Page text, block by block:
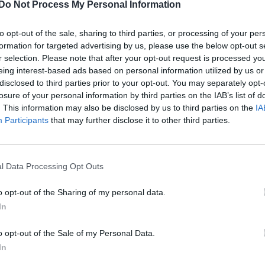
Do Not Process My Personal Information
opt-out of the sale, sharing to third parties, or processing of your
for targeted advertising by us, please use the below opt-out
selection. Please note that after your opt-out request is processed
interest-based ads based on personal information utilized by us
to third parties prior to your opt-out. You may separately
of your personal information by third parties on the IAB’s list of
This information may also be disclosed by us to third parties on the
Participants that may further disclose it to other third parties.
Data Processing Opt Outs
opt-out of the Sharing of my personal data.
opt-out of the Sale of my Personal Data.
inlägget avKenthIJ2 för 9 timmar
kör HEV eller PHEV
nöjda?
inlägget avkaykay för 14 timmar
iEl- och hybridbilar
till d5252t
inlägget avJeppegaming för 21
sedaniMotorteknik (Avancerad)
-13 2.0tdi DSG
inlägget avThe-GOAT Igår 20:54
man ha mindre ström
inlägget av BilFixare Igår 14:37
with 427 ZL-1!
Senaste inlägget av
timmar sedaniProjekt
Camaro som
Senaste inlägget av
iProjekt
Volkswagen split
Vw 1956 oval